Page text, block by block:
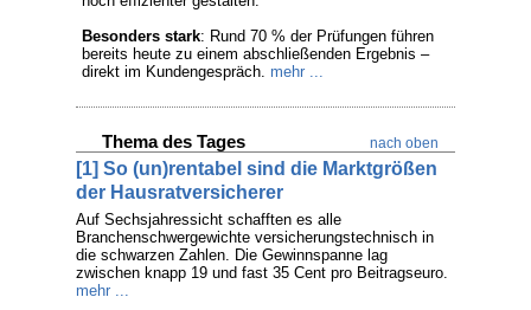
Besonders stark: Rund 70 % der Prüfungen führen
bereits heute zu einem abschließenden Ergebnis –
direkt im Kundengespräch. mehr ...
Thema des Tages nach oben
[1] So (un)rentabel sind die Marktgrößen
der Hausratversicherer
Auf Sechsjahressicht schafften es alle
Branchenschwergewichte versicherungstechnisch in
die schwarzen Zahlen. Die Gewinnspanne lag
zwischen knapp 19 und fast 35 Cent pro Beitragseuro.
mehr ...